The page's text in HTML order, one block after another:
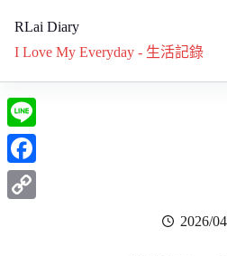
RLai Diary
I Love My Everyday - 生活記錄
2026/
L
i
n
F